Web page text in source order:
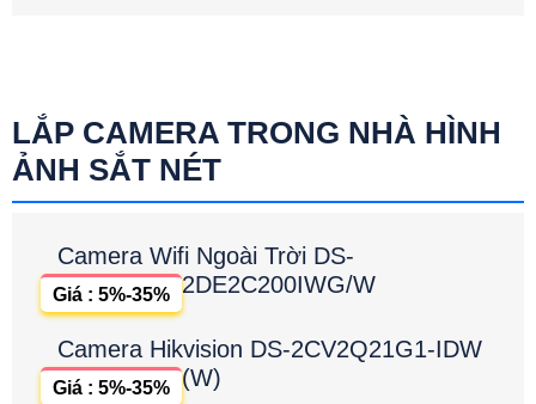
LẮP CAMERA TRONG NHÀ HÌNH
ẢNH SẮT NÉT
Camera Wifi Ngoài Trời DS-
2DE2C200IWG/W
Giá : 5%-35%
Camera Hikvision DS-2CV2Q21G1-IDW
(W)
Giá : 5%-35%